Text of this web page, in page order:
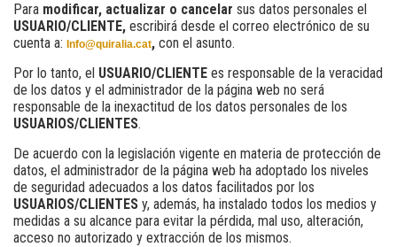
Para modificar, actualizar o cancelar sus datos personales el
USUARIO/CLIENTE, escribirá desde el correo electrónico de su
cuenta a: Info@quiralia.cat, con el asunto.
Por lo tanto, el USUARIO/CLIENTE es responsable de la veracidad
de los datos y el administrador de la página web no será
responsable de la inexactitud de los datos personales de los
USUARIOS/CLIENTES.
De acuerdo con la legislación vigente en materia de protección de
datos, el administrador de la página web ha adoptado los niveles
de seguridad adecuados a los datos facilitados por los
USUARIOS/CLIENTES y, además, ha instalado todos los medios y
medidas a su alcance para evitar la pérdida, mal uso, alteración,
acceso no autorizado y extracción de los mismos.